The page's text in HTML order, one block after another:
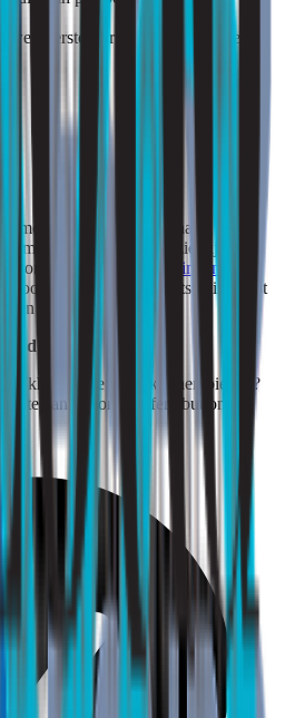
versterkt richting werknemers,
methanol, dichloormethaan, aceton
stoffen die aanzienlijke
Met
luchtmetingen
bedrijven blootstelling vast
waar dat nodig is.
die wij u kunnen bieden?
aan via onze offertebutton.